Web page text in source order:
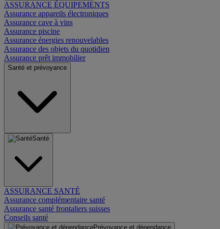
ASSURANCE ÉQUIPEMENTS
Assurance appareils électroniques
Assurance cave à vins
Assurance piscine
Assurance énergies renouvelables
Assurance des objets du quotidien
Assurance prêt immobilier
Santé et prévoyance
Santé
ASSURANCE SANTÉ
Assurance complémentaire santé
Assurance santé frontaliers suisses
Conseils santé
Prévoyance et dépendance